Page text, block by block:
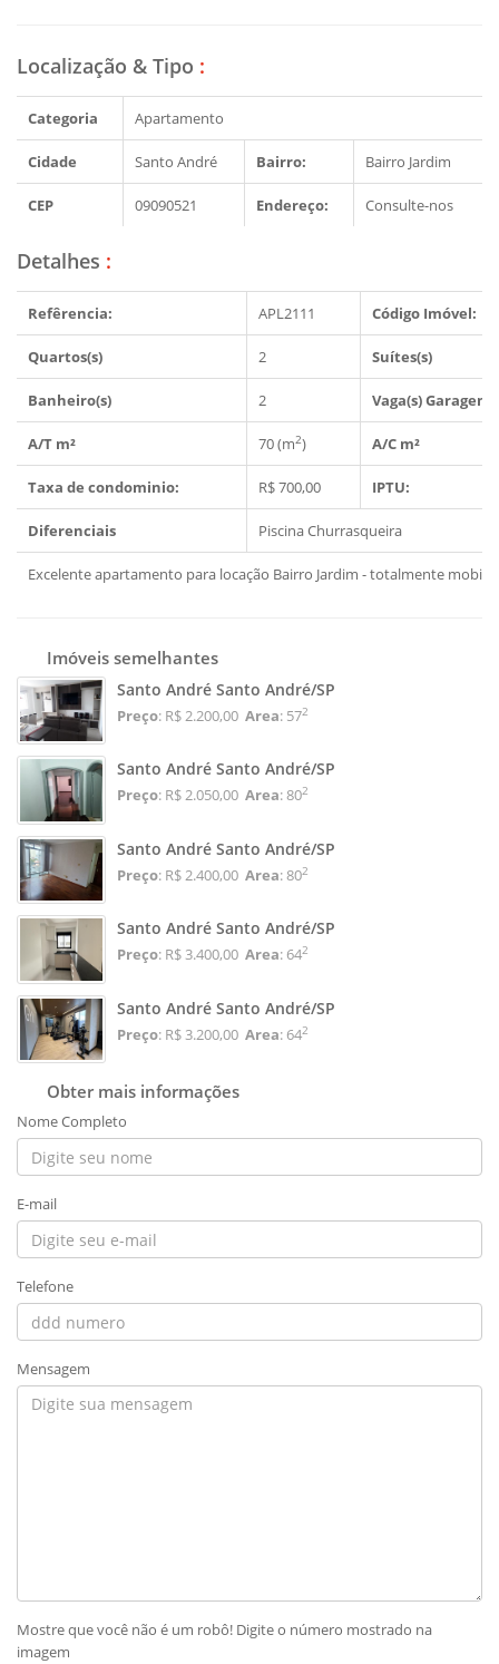
Localização & Tipo :
Categoria Apartamento
Cidade Santo André Bairro: Bairro Jardim
CEP 09090521 Endereço: Consulte-nos
Detalhes :
Refêrencia: APL2111 Código Imóvel:
Quartos(s) 2 Suítes(s)
Banheiro(s) 2 Vaga(s) Garagem
A/T m² 70 (m2) A/C m²
Taxa de condominio: R$ 700,00 IPTU:
Diferenciais PiscinaChurrasqueira
Excelente apartamento para locação Bairro Jardim - totalmente
Imóveis semelhantes
Santo André Santo André/SP
Preço: R$ 2.200,00 Area: 572
Santo André Santo André/SP
Preço: R$ 2.050,00 Area: 802
Santo André Santo André/SP
Preço: R$ 2.400,00 Area: 802
Santo André Santo André/SP
Preço: R$ 3.400,00 Area: 642
Santo André Santo André/SP
Preço: R$ 3.200,00 Area: 642
Obter mais informações
Nome Completo
E-mail
Telefone
Mensagem
Mostre que você não é um robô! Digite o número mostrado na
imagem